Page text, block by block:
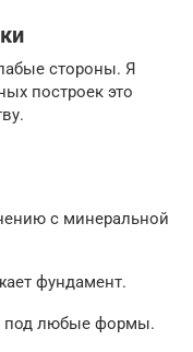
стороны. Я
построек это
с минеральной
фундамент.
под любые формы.